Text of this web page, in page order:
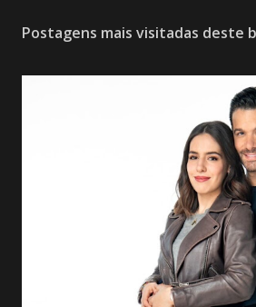
Postagens mais visitadas deste